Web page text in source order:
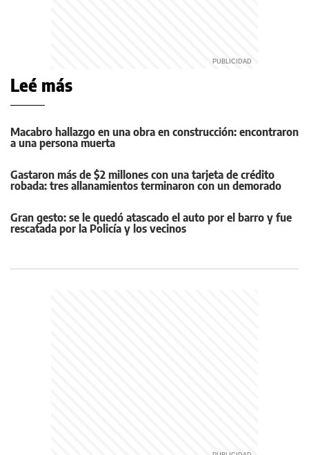
Leé más
Macabro hallazgo en una obra en construcción: encontraron
a una persona muerta
Gastaron más de $2 millones con una tarjeta de crédito
robada: tres allanamientos terminaron con un demorado
Gran gesto: se le quedó atascado el auto por el barro y fue
rescatada por la Policía y los vecinos